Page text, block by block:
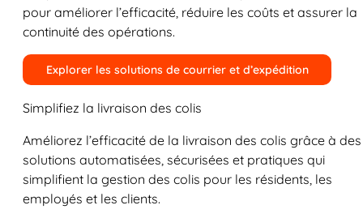
pour améliorer l’efficacité, réduire les coûts et assurer la
continuité des opérations.
Explorer les solutions de courrier et d’expédition
Simplifiez la livraison des colis
Améliorez l’efficacité de la livraison des colis grâce à des
solutions automatisées, sécurisées et pratiques qui
simplifient la gestion des colis pour les résidents, les
employés et les clients.